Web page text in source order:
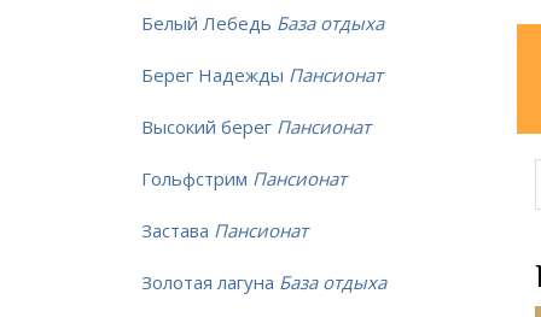
Белый Лебедь База отдыха
Берег Надежды Пансионат
Высокий берег Пансионат
Гольфстрим Пансионат
Застава Пансионат
Золотая лагуна База отдыха